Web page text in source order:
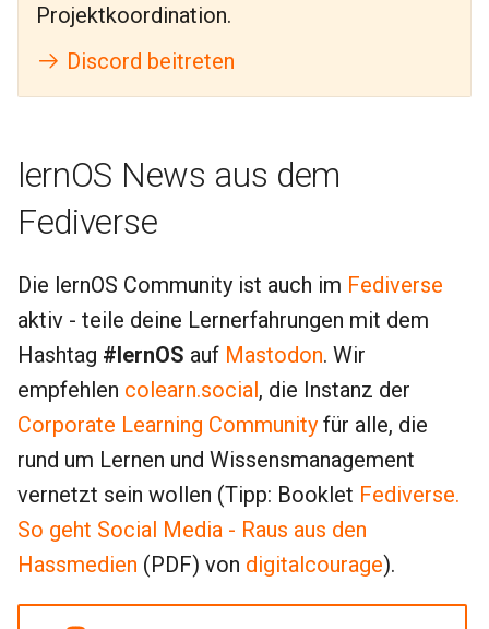
Projektkoordination.
Discord beitreten
lernOS News aus dem
Fediverse
Die lernOS Community ist auch im Fediverse
aktiv - teile deine Lernerfahrungen mit dem
Hashtag #lernOS auf Mastodon. Wir
empfehlen colearn.social , die Instanz der
Corporate Learning Community für alle, die
rund um Lernen und Wissensmanagement
vernetzt sein wollen (Tipp: Booklet Fediverse.
So geht Social Media - Raus aus den
Hassmedien (PDF) von digitalcourage).